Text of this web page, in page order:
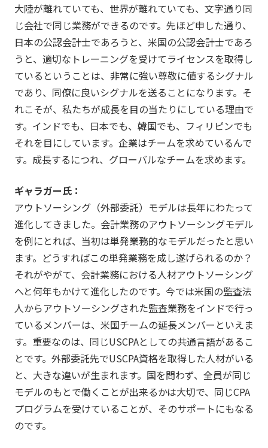
大陸が離れていても、世界が離れていても、文字通り同
じ会社で同じ業務ができるのです。先ほど申した通り、
日本の公認会計士であろうと、米国の公認会計士であろ
うと、適切なトレーニングを受けてライセンスを取得し
ているということは、非常に強い尊敬に値するシグナル
であり、同僚に良いシグナルを送ることになります。そ
れこそが、私たちが成長を目の当たりにしている理由で
す。インドでも、日本でも、韓国でも、フィリピンでも
それを目にしています。企業はチームを求めているんで
す。成長するにつれ、グローバルなチームを求めます。
ギャラガー氏：
アウトソーシング（外部委託）モデルは長年にわたって
進化してきました。会計業務のアウトソーシングモデル
を例にとれば、当初は単発業務的なモデルだったと思い
ます。どうすればこの単発業務を成し遂げられるのか？
それがやがて、会計業務における人材アウトソーシング
へと何年もかけて進化したのです。今では米国の監査法
人からアウトソーシングされた監査業務をインドで行っ
ているメンバーは、米国チームの延長メンバーといえま
す。重要なのは、同じUSCPAとしての共通言語があるこ
とです。外部委託先でUSCPA資格を取得した人材がいる
と、大きな違いが生まれます。国を問わず、全員が同じ
モデルのもとで働くことが出来るかは大切で、同じCPA
プログラムを受けていることが、そのサポートにもなる
のです。